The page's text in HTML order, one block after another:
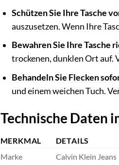
Schützen Sie Ihre Tasche
auszusetzen. Wenn Ihre
Bewahren Sie Ihre Tasche
trockenen, dunklen Ort auf.
Behandeln Sie Flecken
und einem weichen Tuch.
Technische Daten
MERKMAL
DETAILS
Marke
Calvin Klein Jeans